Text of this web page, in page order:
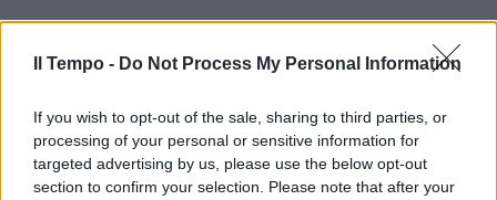
Il Tempo - Do Not Process My Personal Information
If you wish to opt-out of the sale, sharing to third parties, or
processing of your personal or sensitive information for
targeted advertising by us, please use the below opt-out
section to confirm your selection. Please note that after your
In evidenza